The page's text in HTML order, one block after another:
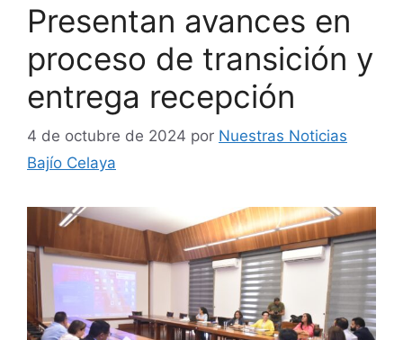
Presentan avances en
proceso de transición y
entrega recepción
4 de octubre de 2024 por Nuestras Noticias
Bajío Celaya